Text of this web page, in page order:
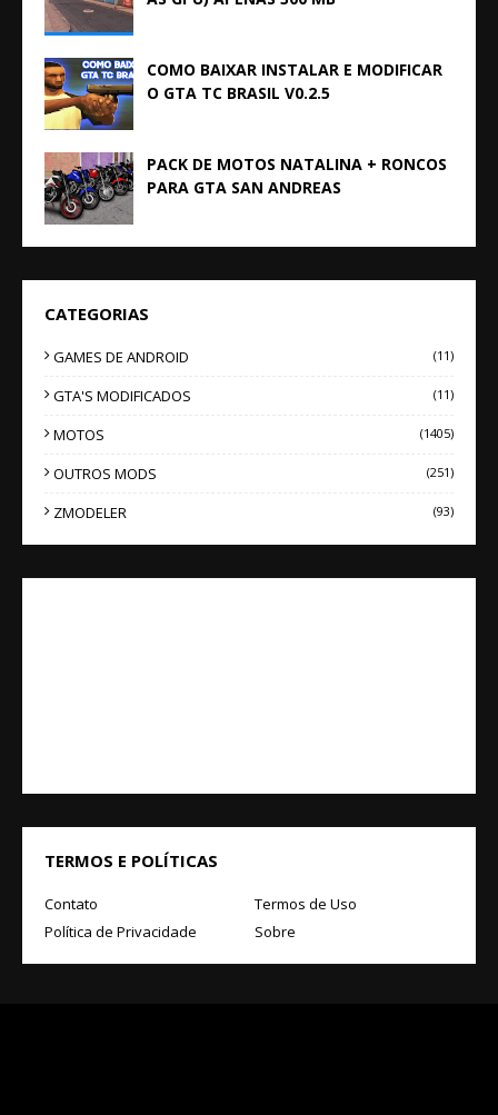
COMO BAIXAR INSTALAR E MODIFICAR
O GTA TC BRASIL V0.2.5
PACK DE MOTOS NATALINA + RONCOS
PARA GTA SAN ANDREAS
CATEGORIAS
GAMES DE ANDROID (11)
GTA'S MODIFICADOS (11)
MOTOS (1405)
OUTROS MODS (251)
ZMODELER (93)
TERMOS E POLÍTICAS
Contato
Termos de Uso
Política de Privacidade
Sobre